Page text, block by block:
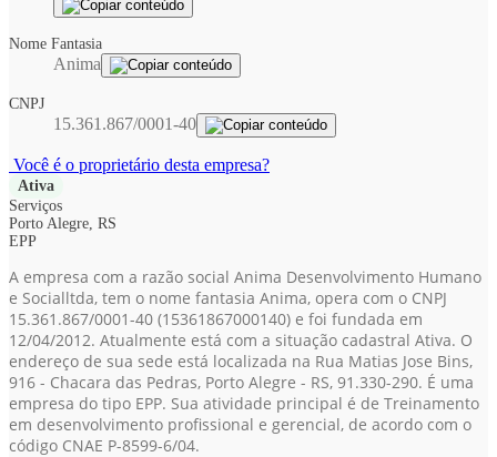
Nome Fantasia
Anima
CNPJ
15.361.867/0001-40
Você é o proprietário desta empresa?
Ativa
Serviços
Porto Alegre, RS
EPP
A empresa com a razão social Anima Desenvolvimento Humano
e Socialltda, tem o nome fantasia Anima, opera com o CNPJ
15.361.867/0001-40 (15361867000140) e foi fundada em
12/04/2012. Atualmente está com a situação cadastral Ativa. O
endereço de sua sede está localizada na Rua Matias Jose Bins,
916 - Chacara das Pedras, Porto Alegre - RS, 91.330-290. É uma
empresa do tipo EPP. Sua atividade principal é de Treinamento
em desenvolvimento profissional e gerencial, de acordo com o
código CNAE P-8599-6/04.